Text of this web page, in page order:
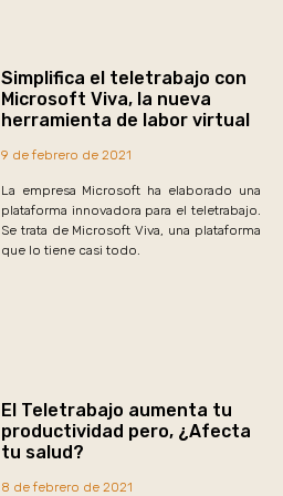
Simplifica el teletrabajo con
Microsoft Viva, la nueva
herramienta de labor virtual
9 de febrero de 2021
La empresa Microsoft ha elaborado una
plataforma innovadora para el teletrabajo.
Se trata de Microsoft Viva, una plataforma
que lo tiene casi todo.
El Teletrabajo aumenta tu
productividad pero, ¿Afecta
tu salud?
8 de febrero de 2021